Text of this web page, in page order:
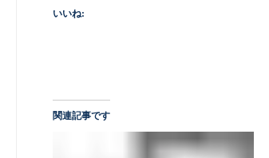
いいね:
関連記事です